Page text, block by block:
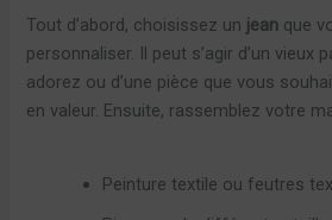
Tout d’abord, choisissez un jean que
personnaliser. Il peut s’agir d’un vieux
adorez ou d’une pièce que vous
en valeur. Ensuite, rassemblez votre
Peinture textile ou feutres